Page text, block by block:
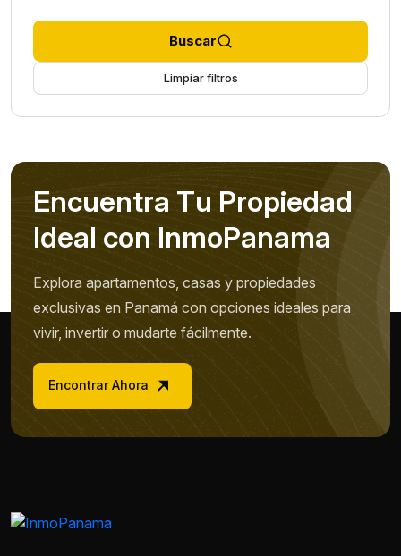
Buscar
Limpiar filtros
Encuentra Tu Propiedad
Ideal con InmoPanama
Explora apartamentos, casas y propiedades
exclusivas en Panamá con opciones ideales para
vivir, invertir o mudarte fácilmente.
Encontrar Ahora